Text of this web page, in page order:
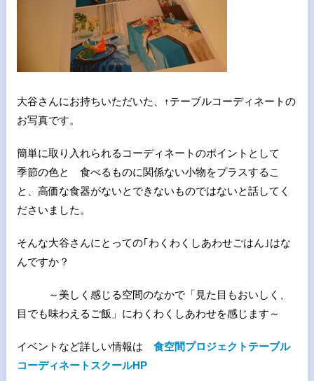
大谷さんにお持ちいただいた、↑テーブルコーディネートの
お写真です。
簡単に取り入れられるコーディネートのポイントとして
季節の色と 食べるものに関係ない小物をプラスするこ
と、高価な食器がないとできないものではないと話してく
ださいました。
そんな大谷さんにとっての｢わくわくしあわせごはん｣はな
んですか？
～美しく感じる空間のなかで「見た目もおいしく、
目でも味わえるご飯」にわくわくしあわせを感じます～
イベントなど詳しい情報は 食空間プロジェクトテーブル
コーディネートスクールHP